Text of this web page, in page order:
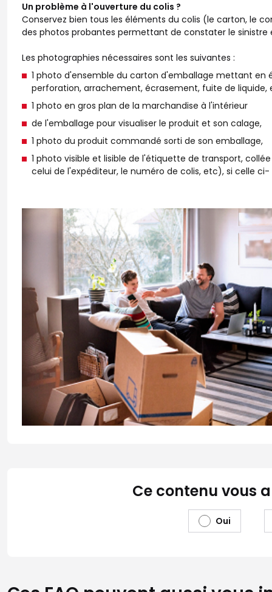
Un problème à l'ouverture du colis ?
Conservez bien tous les éléments du colis (le carton, le
des photos probantes permettant de constater le sinistre
Les photographies nécessaires sont les suivantes :
1 photo d'ensemble du carton d'emballage mettant en
perforation, arrachement, écrasement, fuite de liquide,
1 photo en gros plan de la marchandise à l'intérieur
de l'emballage pour visualiser le produit et son calage,
1 photo du produit commandé sorti de son emballage,
1 photo visible et lisible de l'étiquette de transport,
celui de l'expéditeur, le numéro de colis, etc), si celle
Ce contenu vous
Oui